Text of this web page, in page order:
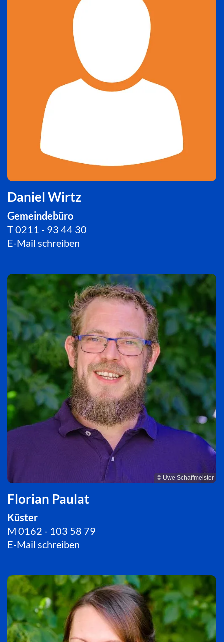
Daniel Wirtz
Gemeindebüro
T0211 - 93 44 30
E-Mail schreiben
© Uwe Schaffmeister
Florian Paulat
Küster
M 0162 - 103 58 79
E-Mail schreiben